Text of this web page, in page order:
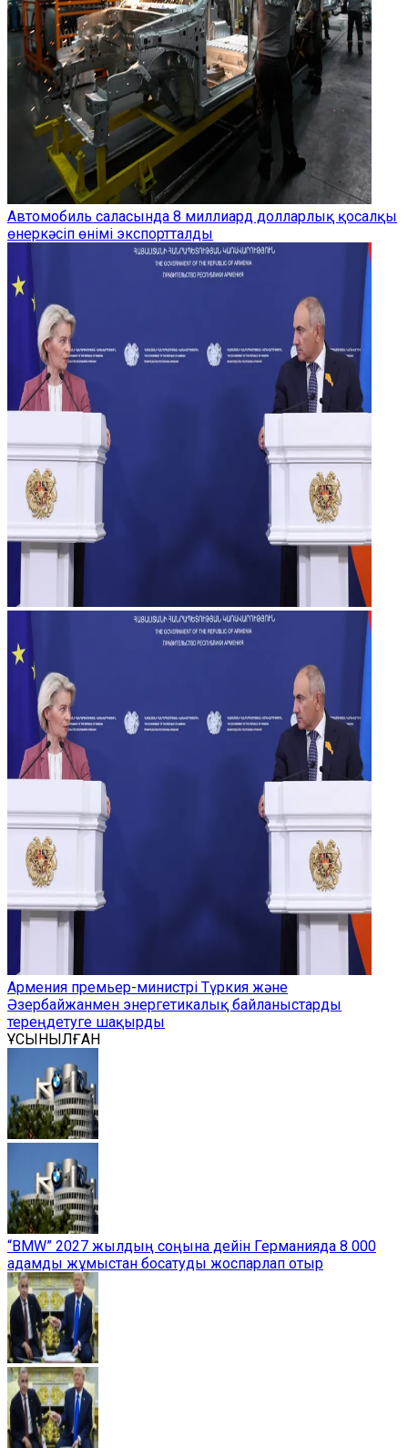
Автомобиль саласында 8 миллиард долларлық қосалқы
өнеркәсіп өнімі экспортталды
Армения премьер-министрі Түркия және
Әзербайжанмен энергетикалық байланыстарды
тереңдетуге шақырды
ҰСЫНЫЛҒАН
“BMW” 2027 жылдың соңына дейін Германияда 8 000
адамды жұмыстан босатуды жоспарлап отыр